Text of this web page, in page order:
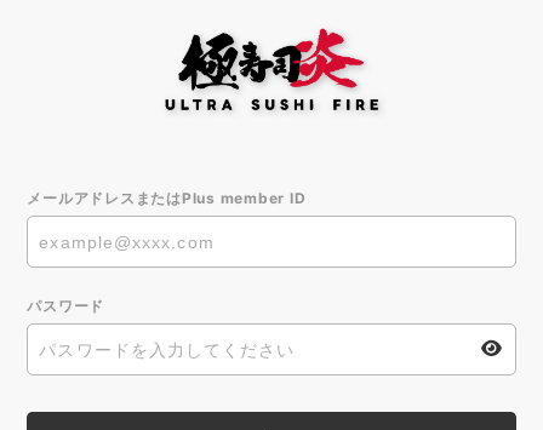
メールアドレスまたはPlus member ID
パスワード